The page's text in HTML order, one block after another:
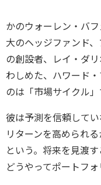
かのウォーレン・バ
大のヘッジファンド
の創設者、レイ・ダ
わしめた、ハワード
のは「市場サイクル」
彼は予測を信頼して
リターンを高められ
という。将来を見渡
どうやってポートフ